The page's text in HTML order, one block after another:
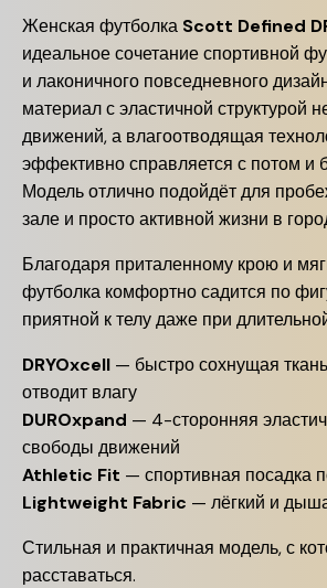
Женская футболка Scott Defined
идеальное сочетание спортивной
и лаконичного повседневного
материал с эластичной структурой
движений, а влагоотводящая
эффективно справляется с потом и
Модель отлично подойдёт для
зале и просто активной жизни в
Благодаря приталенному крою и
футболка комфортно садится по
приятной к телу даже при
DRYOxcell — быстро сохнущая
отводит влагу
DUROxpand — 4-сторонняя
свободы движений
Athletic Fit — спортивная посадка
Lightweight Fabric — лёгкий и
Стильная и практичная модель, с
расставаться.